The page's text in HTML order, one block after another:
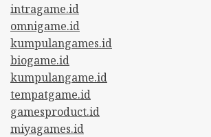
intragame.id
omnigame.id
kumpulangames.id
biogame.id
kumpulangame.id
tempatgame.id
gamesproduct.id
miyagames.id